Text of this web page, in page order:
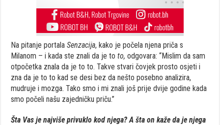
Na pitanje portalaSenzacija, kako je počela njena priča s
Milanom – i kada ste znali da je toto,odgovara: “Mislim da sam
otpočetka znala da je to to. Takve stvari čovjek prosto osjeti i
zna da je to to kad se desi bez da nešto posebno analizira,
mudruje i mozga. Tako smo i mi znali još prije dvije godine kada
smo počeli našu zajedničku priču.”
Šta Vas je najviše privuklo kod njega? A šta on kaže da je njega